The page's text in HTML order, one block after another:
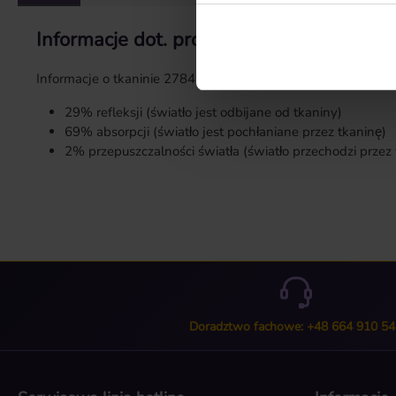
Informacje dot. produktu "Próbka
Informacje o tkaninie 2784:
29% refleksji (światło jest odbijane od tkaniny)
69% absorpcji (światło jest pochłaniane przez tkaninę)
2% przepuszczalności światła (światło przechodzi
Doradztwo fachowe: +48 664 910